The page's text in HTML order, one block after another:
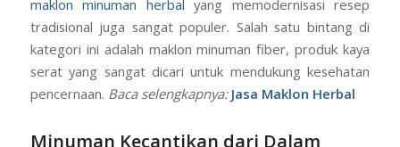
maklon minuman herbalyang memodernisasi resep
tradisional juga sangat populer. Salah satu bintang di
kategori ini adalah maklon minuman fiber, produk kaya
serat yang sangat dicari untuk mendukung kesehatan
pencernaan. Baca selengkapnya: Jasa Maklon Herbal
Minuman Kecantikan dari Dalam